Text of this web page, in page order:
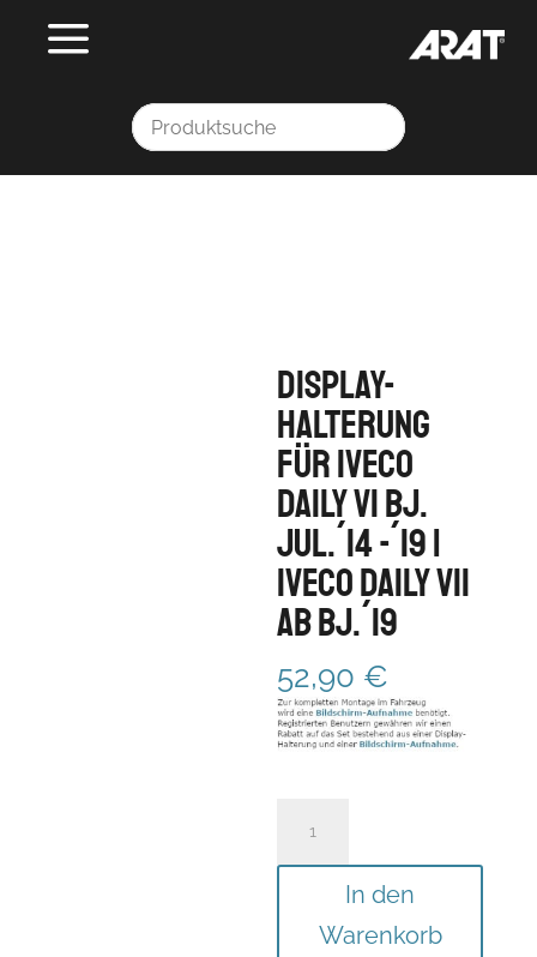
Display-
Halterung
für Iveco
Daily VI Bj.
Jul.´14 -´19 |
Iveco Daily VII
ab Bj.´19
52,90 €
In den
Warenkorb